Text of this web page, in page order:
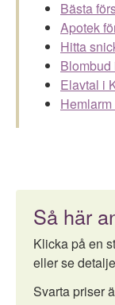
Bästa
Apotek
Hitta
Blombud
Elavtal i
Så här
Klicka på en
eller se
Svarta priser